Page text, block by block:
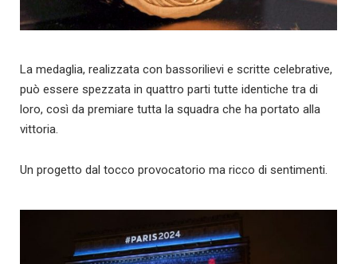
La medaglia, realizzata con bassorilievi e scritte celebrative,
può essere spezzata in quattro parti tutte identiche tra di
loro, così da premiare tutta la squadra che ha portato alla
vittoria.
Un progetto dal tocco provocatorio ma ricco di sentimenti.